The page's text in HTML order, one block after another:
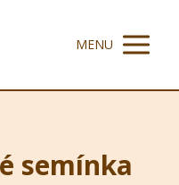
MENU
semínka